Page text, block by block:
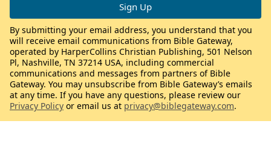
By submitting your email address, you understand that you
will receive email communications from Bible Gateway,
operated by HarperCollins Christian Publishing, 501 Nelson
Pl, Nashville, TN 37214 USA, including commercial
communications and messages from partners of Bible
Gateway. You may unsubscribe from Bible Gateway’s emails
at any time. If you have any questions, please review our
Privacy Policy or email us at privacy@biblegateway.com.